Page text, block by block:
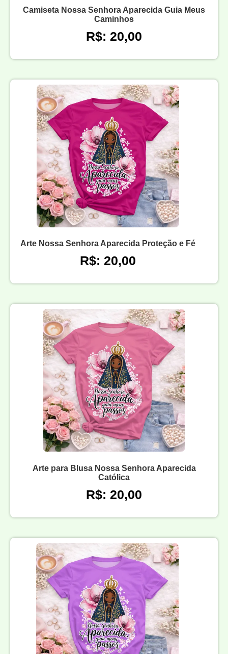
Camiseta Nossa Senhora Aparecida Guia Meus
Caminhos
R$: 20,00
Arte Nossa Senhora Aparecida Proteção e Fé
R$: 20,00
Arte para Blusa Nossa Senhora Aparecida
Católica
R$: 20,00